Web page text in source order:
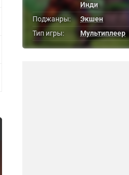
Инди
Поджанры:
Экшен
Тип игры:
Мультиплеер